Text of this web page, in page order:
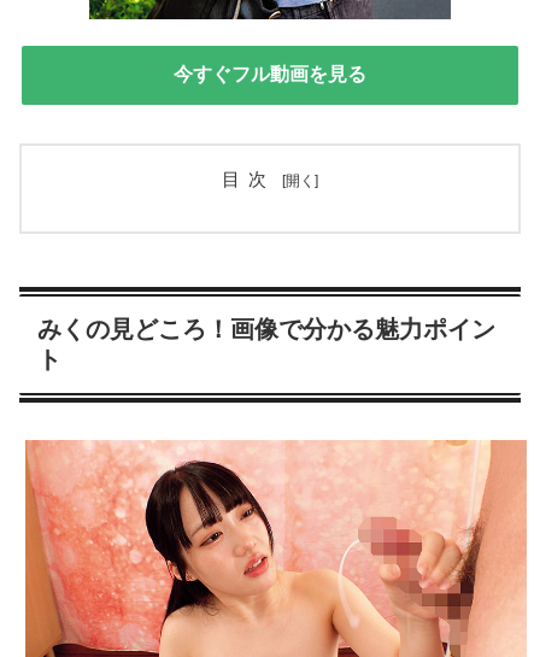
今すぐフル動画を見る
目次
みくの見どころ！画像で分かる魅力ポイン
ト